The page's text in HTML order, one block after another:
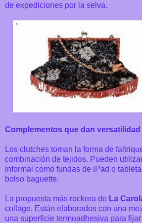
de expediciones por la selva.
Complementos que dan versatilidad
Los clutches toman la forma de
combinación de tejidos. Pueden
informal como fundas de iPad o
bolso baguette.
La propuesta más rockera de La
collage. Están elaborados con una
una superficie termoadhesiva para